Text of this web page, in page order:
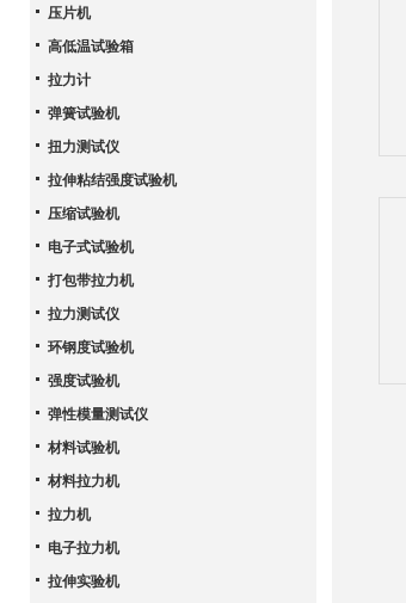
压片机
高低温试验箱
拉力计
弹簧试验机
扭力测试仪
拉伸粘结强度试验机
压缩试验机
电子式试验机
打包带拉力机
拉力测试仪
环钢度试验机
强度试验机
弹性模量测试仪
材料试验机
材料拉力机
拉力机
电子拉力机
拉伸实验机